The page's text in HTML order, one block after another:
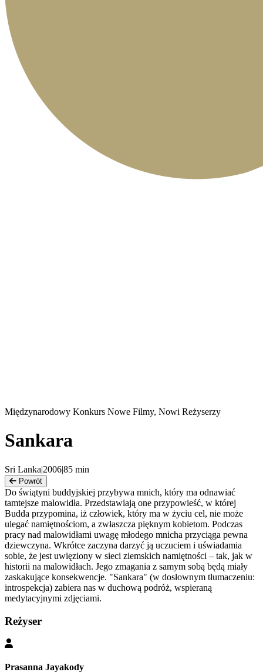
Międzynarodowy Konkurs Nowe Filmy, Nowi Reżyserzy
Sankara
Sri Lanka|2006|85 min
Powrót
Do świątyni buddyjskiej przybywa mnich, który ma odnawiać
tamtejsze malowidła. Przedstawiają one przypowieść, w której
Budda przypomina, iż człowiek, który ma w życiu cel, nie może
ulegać namiętnościom, a zwłaszcza pięknym kobietom. Podczas
pracy nad malowidłami uwagę młodego mnicha przyciąga pewna
dziewczyna. Wkrótce zaczyna darzyć ją uczuciem i uświadamia
sobie, że jest uwięziony w sieci ziemskich namiętności – tak, jak w
historii na malowidłach. Jego zmagania z samym sobą będą miały
zaskakujące konsekwencje. "Sankara" (w dosłownym tłumaczeniu:
introspekcja) zabiera nas w duchową podróż, wspieraną
medytacyjnymi zdjęciami.
Reżyser
Prasanna Jayakody